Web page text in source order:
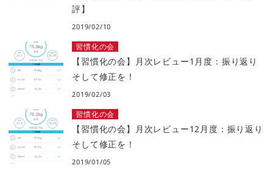
評】
2019/02/10
習慣化の会
【習慣化の会】月次レビュー1月度：振り返り
そして修正を！
2019/02/03
習慣化の会
【習慣化の会】月次レビュー12月度：振り返り
そして修正を！
2019/01/05